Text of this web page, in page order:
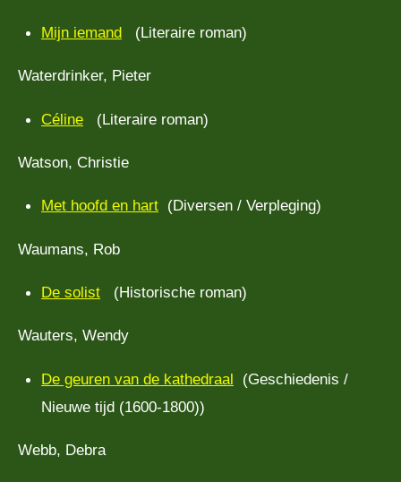
Mijn iemand (Literaire roman)
Waterdrinker, Pieter
Céline (Literaire roman)
Watson, Christie
Met hoofd en hart (Diversen / Verpleging)
Waumans, Rob
De solist (Historische roman)
Wauters, Wendy
De geuren van de kathedraal (Geschiedenis /
Nieuwe tijd (1600-1800))
Webb, Debra